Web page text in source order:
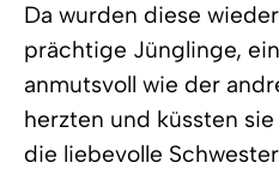
Da wurden diese
prächtige Jünglinge,
anmutsvoll wie der
herzten und küssten
die liebevolle